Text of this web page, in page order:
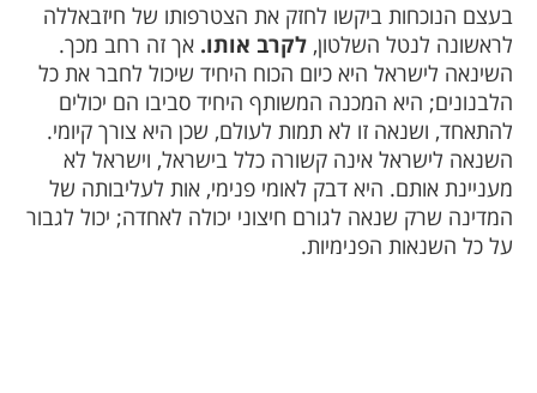
בעצם הנוכחות ביקשו לחזק את הצטרפותו של חיזבאללה
לראשונה לנטל השלטון, לקרב אותו. אך זה רחב מכך.
השינאה לישראל היא כיום הכוח היחיד שיכול לחבר את כל
הלבנונים; היא המכנה המשותף היחיד סביבו הם יכולים
להתאחד, ושנאה זו לא תמות לעולם, שכן היא צורך קיומי.
השנאה לישראל אינה קשורה כלל בישראל, וישראל לא
מעניינת אותם. היא דבק לאומי פנימי, אות לעליבותה של
המדינה שרק שנאה לגורם חיצוני יכולה לאחדה; יכול לגבור
על כל השנאות הפנימיות.